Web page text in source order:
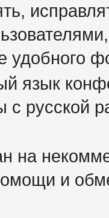
удобного
язык
с русской
на
и